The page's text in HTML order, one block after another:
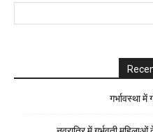
गर्भावस्था